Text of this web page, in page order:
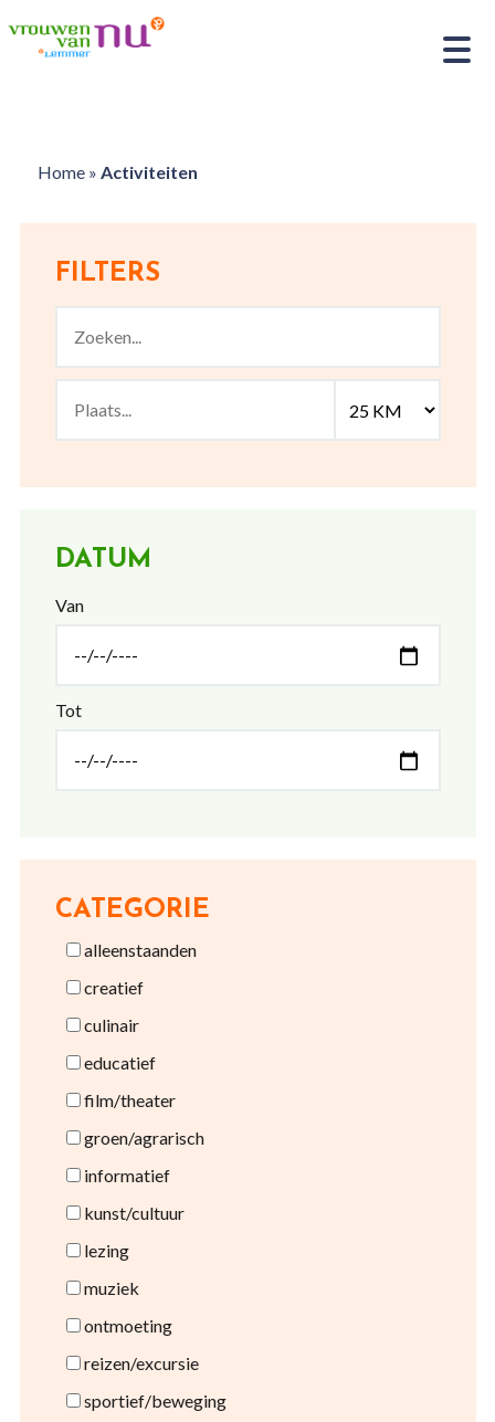
Home» Activiteiten
FILTERS
DATUM
Van
Tot
CATEGORIE
alleenstaanden
creatief
culinair
educatief
film/theater
groen/agrarisch
informatief
kunst/cultuur
lezing
muziek
ontmoeting
reizen/excursie
sportief/beweging